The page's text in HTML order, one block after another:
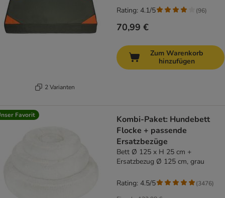
2 Varianten
70,99 €
Rating: 4.1/5 (96)
Zum Warenkorb
hinzufügen
Favorit
Kombi-Paket: Hundebett
Flocke + passende
Ersatzbezüge
Bett Ø 125 x H 25 cm +
Ersatzbezug Ø 125 cm, grau
Rating: 4.5/5 (3476)